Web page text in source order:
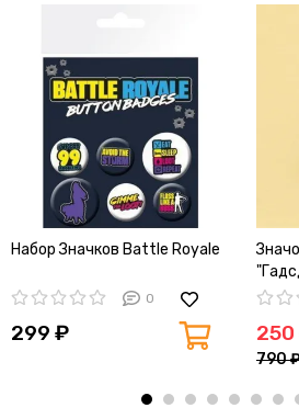
Набор Значков Battle Royale
0
299 ₽
790